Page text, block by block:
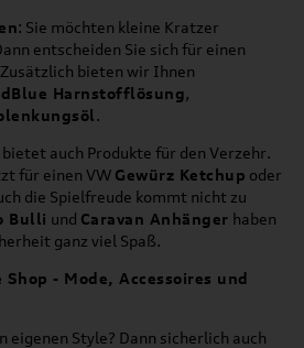
: Sie möchten kleine Kratzer
entscheiden Sie sich für einen
bieten wir Ihnen
Harnstofflösung,
.
bietet auch Produkte für den Verzehr.
für einen VW Gewürz Ketchup oder
die Spielfreude kommt nicht zu
Bulli und Caravan Anhänger haben
ganz viel Spaß.
- Mode, Accessoires und
eigenen Style? Dann sicherlich auch